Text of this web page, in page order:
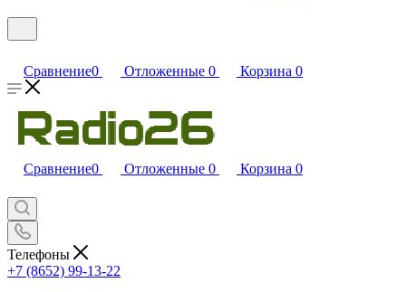
Сравнение0 Отложенные 0 Корзина 0
Сравнение0 Отложенные 0 Корзина 0
Телефоны
+7 (8652) 99-13-22